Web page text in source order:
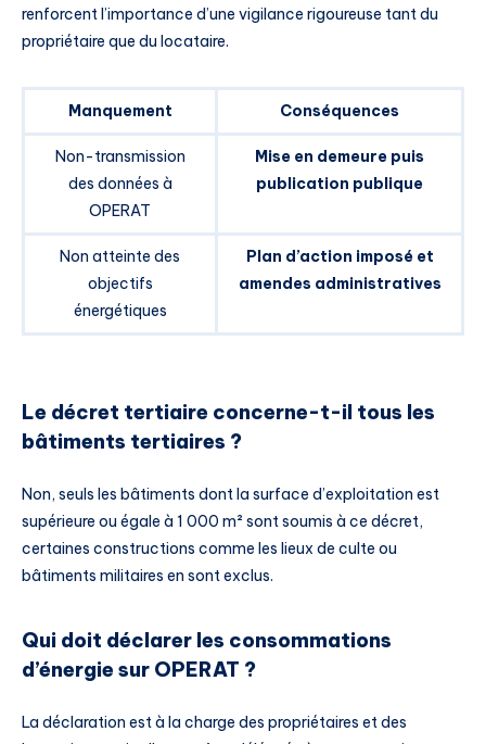
renforcent l’importance d’une vigilance rigoureuse tant du
propriétaire que du locataire.
Manquement Conséquences
Non-transmission
des données à
OPERAT
Mise en demeure puis
publication publique
Non atteinte des
objectifs
énergétiques
Plan d’action imposé et
amendes administratives
Le décret tertiaire concerne-t-il tous les
bâtiments tertiaires ?
Non, seuls les bâtiments dont la surface d’exploitation est
supérieure ou égale à 1 000 m² sont soumis à ce décret,
certaines constructions comme les lieux de culte ou
bâtiments militaires en sont exclus.
Qui doit déclarer les consommations
d’énergie sur OPERAT ?
La déclaration est à la charge des propriétaires et des